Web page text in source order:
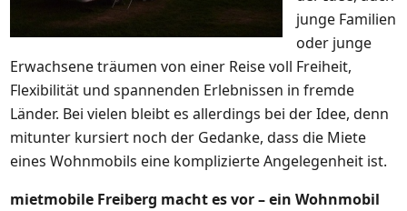
junge Familien
oder junge
Erwachsene träumen von einer Reise voll Freiheit,
Flexibilität und spannenden Erlebnissen in fremde
Länder. Bei vielen bleibt es allerdings bei der Idee, denn
mitunter kursiert noch der Gedanke, dass die Miete
eines Wohnmobils eine komplizierte Angelegenheit ist.
mietmobile Freiberg macht es vor – ein Wohnmobil